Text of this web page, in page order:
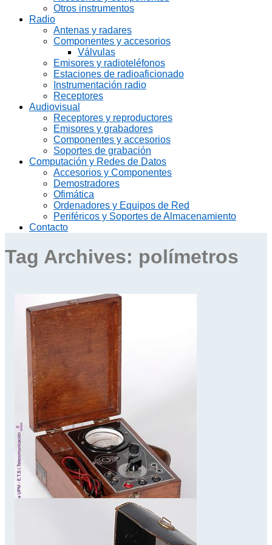
Otros instrumentos
Radio
Antenas y radares
Componentes y accesorios
Válvulas
Emisores y radioteléfonos
Estaciones de radioaficionado
Instrumentación radio
Receptores
Audiovisual
Receptores y reproductores
Emisores y grabadores
Componentes y accesorios
Soportes de grabación
Computación y Redes de Datos
Accesorios y Componentes
Demostradores
Ofimática
Ordenadores y Equipos de Red
Periféricos y Soportes de Almacenamiento
Contacto
Tag Archives: polímetros